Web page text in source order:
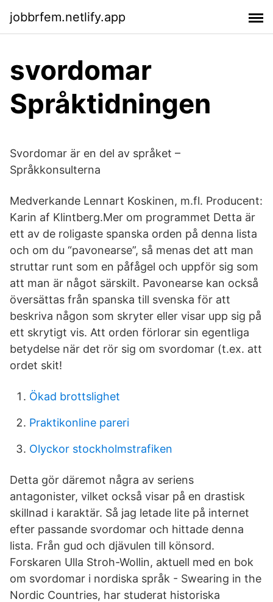
jobbrfem.netlify.app
svordomar
Språktidningen
Svordomar är en del av språket –
Språkkonsulterna
Medverkande Lennart Koskinen, m.fl. Producent:
Karin af Klintberg.Mer om programmet Detta är
ett av de roligaste spanska orden på denna lista
och om du “pavonearse”, så menas det att man
struttar runt som en påfågel och uppför sig som
att man är något särskilt. Pavonearse kan också
översättas från spanska till svenska för att
beskriva någon som skryter eller visar upp sig på
ett skrytigt vis. Att orden förlorar sin egentliga
betydelse när det rör sig om svordomar (t.ex. att
ordet skit!
Ökad brottslighet
Praktikonline pareri
Olyckor stockholmstrafiken
Detta gör däremot några av seriens
antagonister, vilket också visar på en drastisk
skillnad i karaktär. Så jag letade lite på internet
efter passande svordomar och hittade denna
lista. Från gud och djävulen till könsord.
Forskaren Ulla Stroh-Wollin, aktuell med en bok
om svordomar i nordiska språk - Swearing in the
Nordic Countries, har studerat historiska